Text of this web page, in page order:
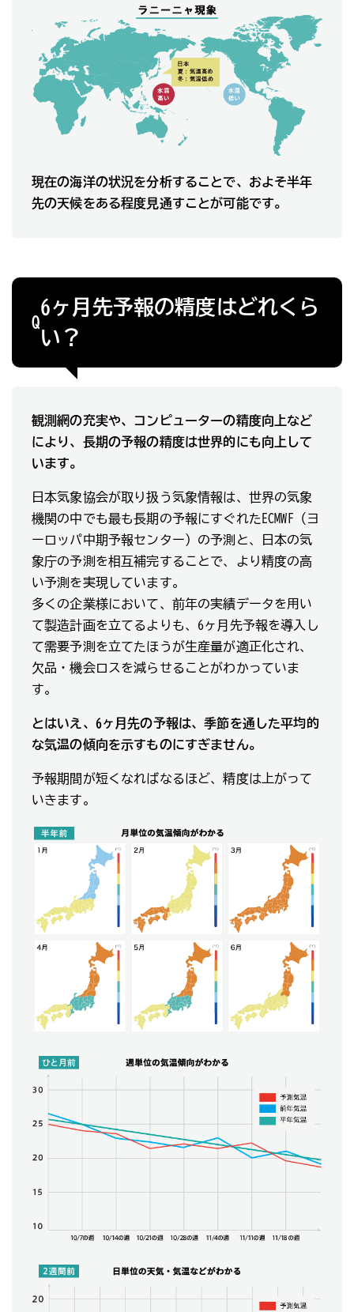
現在の海洋の状況を分析することで、およそ半年
先の天候をある程度見通すことが可能です。
Q
6ヶ月先予報の精度はどれくら
い？
観測網の充実や、コンピューターの精度向上など
により、長期の予報の精度は世界的にも向上して
います。
日本気象協会が取り扱う気象情報は、世界の気象
機関の中でも最も長期の予報にすぐれたECMWF（ヨ
ーロッパ中期予報センター）の予測と、日本の気
象庁の予測を相互補完することで、より精度の高
い予測を実現しています。
多くの企業様において、前年の実績データを用い
て製造計画を立てるよりも、6ヶ月先予報を導入し
て需要予測を立てたほうが生産量が適正化され、
欠品・機会ロスを減らせることがわかっていま
す。
とはいえ、6ヶ月先の予報は、季節を通した平均的
な気温の傾向を示すものにすぎません。
予報期間が短くなればなるほど、精度は上がって
いきます。